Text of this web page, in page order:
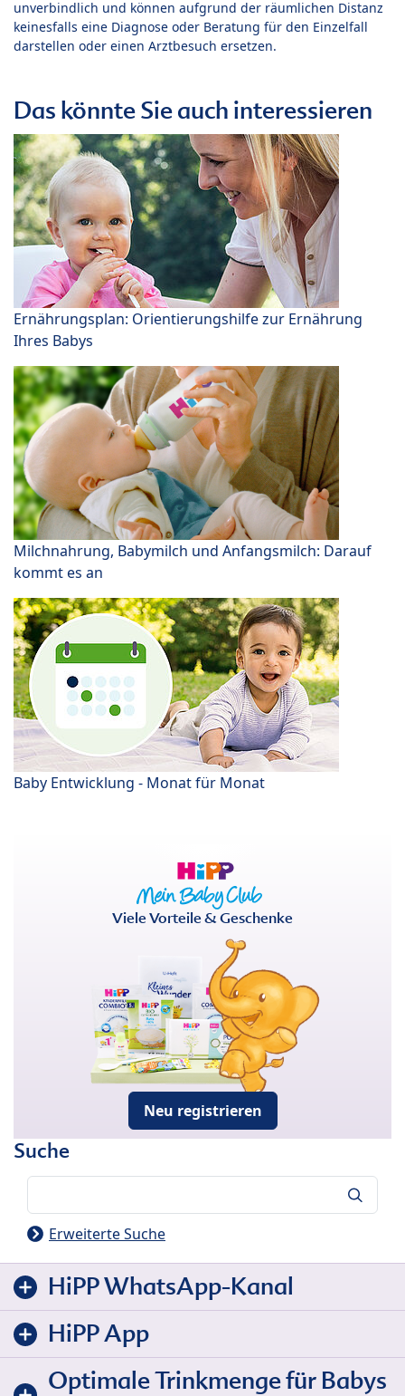
unverbindlich und können aufgrund der räumlichen Distanz
keinesfalls eine Diagnose oder Beratung für den Einzelfall
darstellen oder einen Arztbesuch ersetzen.
Das könnte Sie auch interessieren
Ernährungsplan: Orientierungshilfe zur Ernährung
Ihres Babys
Milchnahrung, Babymilch und Anfangsmilch: Darauf
kommt es an
Baby Entwicklung - Monat für Monat
Viele Vorteile & Geschenke
Neu registrieren
Suche
Erweiterte Suche
HiPP WhatsApp-Kanal
HiPP App
Optimale Trinkmenge für Babys